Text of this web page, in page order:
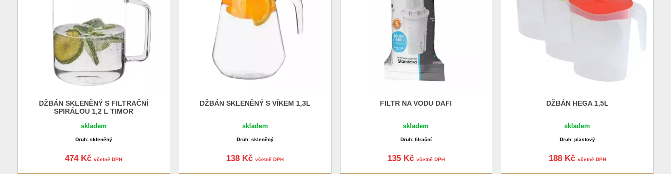
DŽBÁN SKLENĚNÝ S FILTRAČNÍ
SPIRÁLOU 1,2 L TIMOR
skladem
Druh: skleněný
474 Kčvčetně DPH
DŽBÁN SKLENĚNÝ S VÍKEM 1,3L
skladem
Druh: skleněný
138 Kčvčetně DPH
FILTR NA VODU DAFI
skladem
Druh: filrační
135 Kč včetně DPH
DŽBÁN HEGA 1,5L
skladem
Druh: plastový
188 Kč včetně DPH